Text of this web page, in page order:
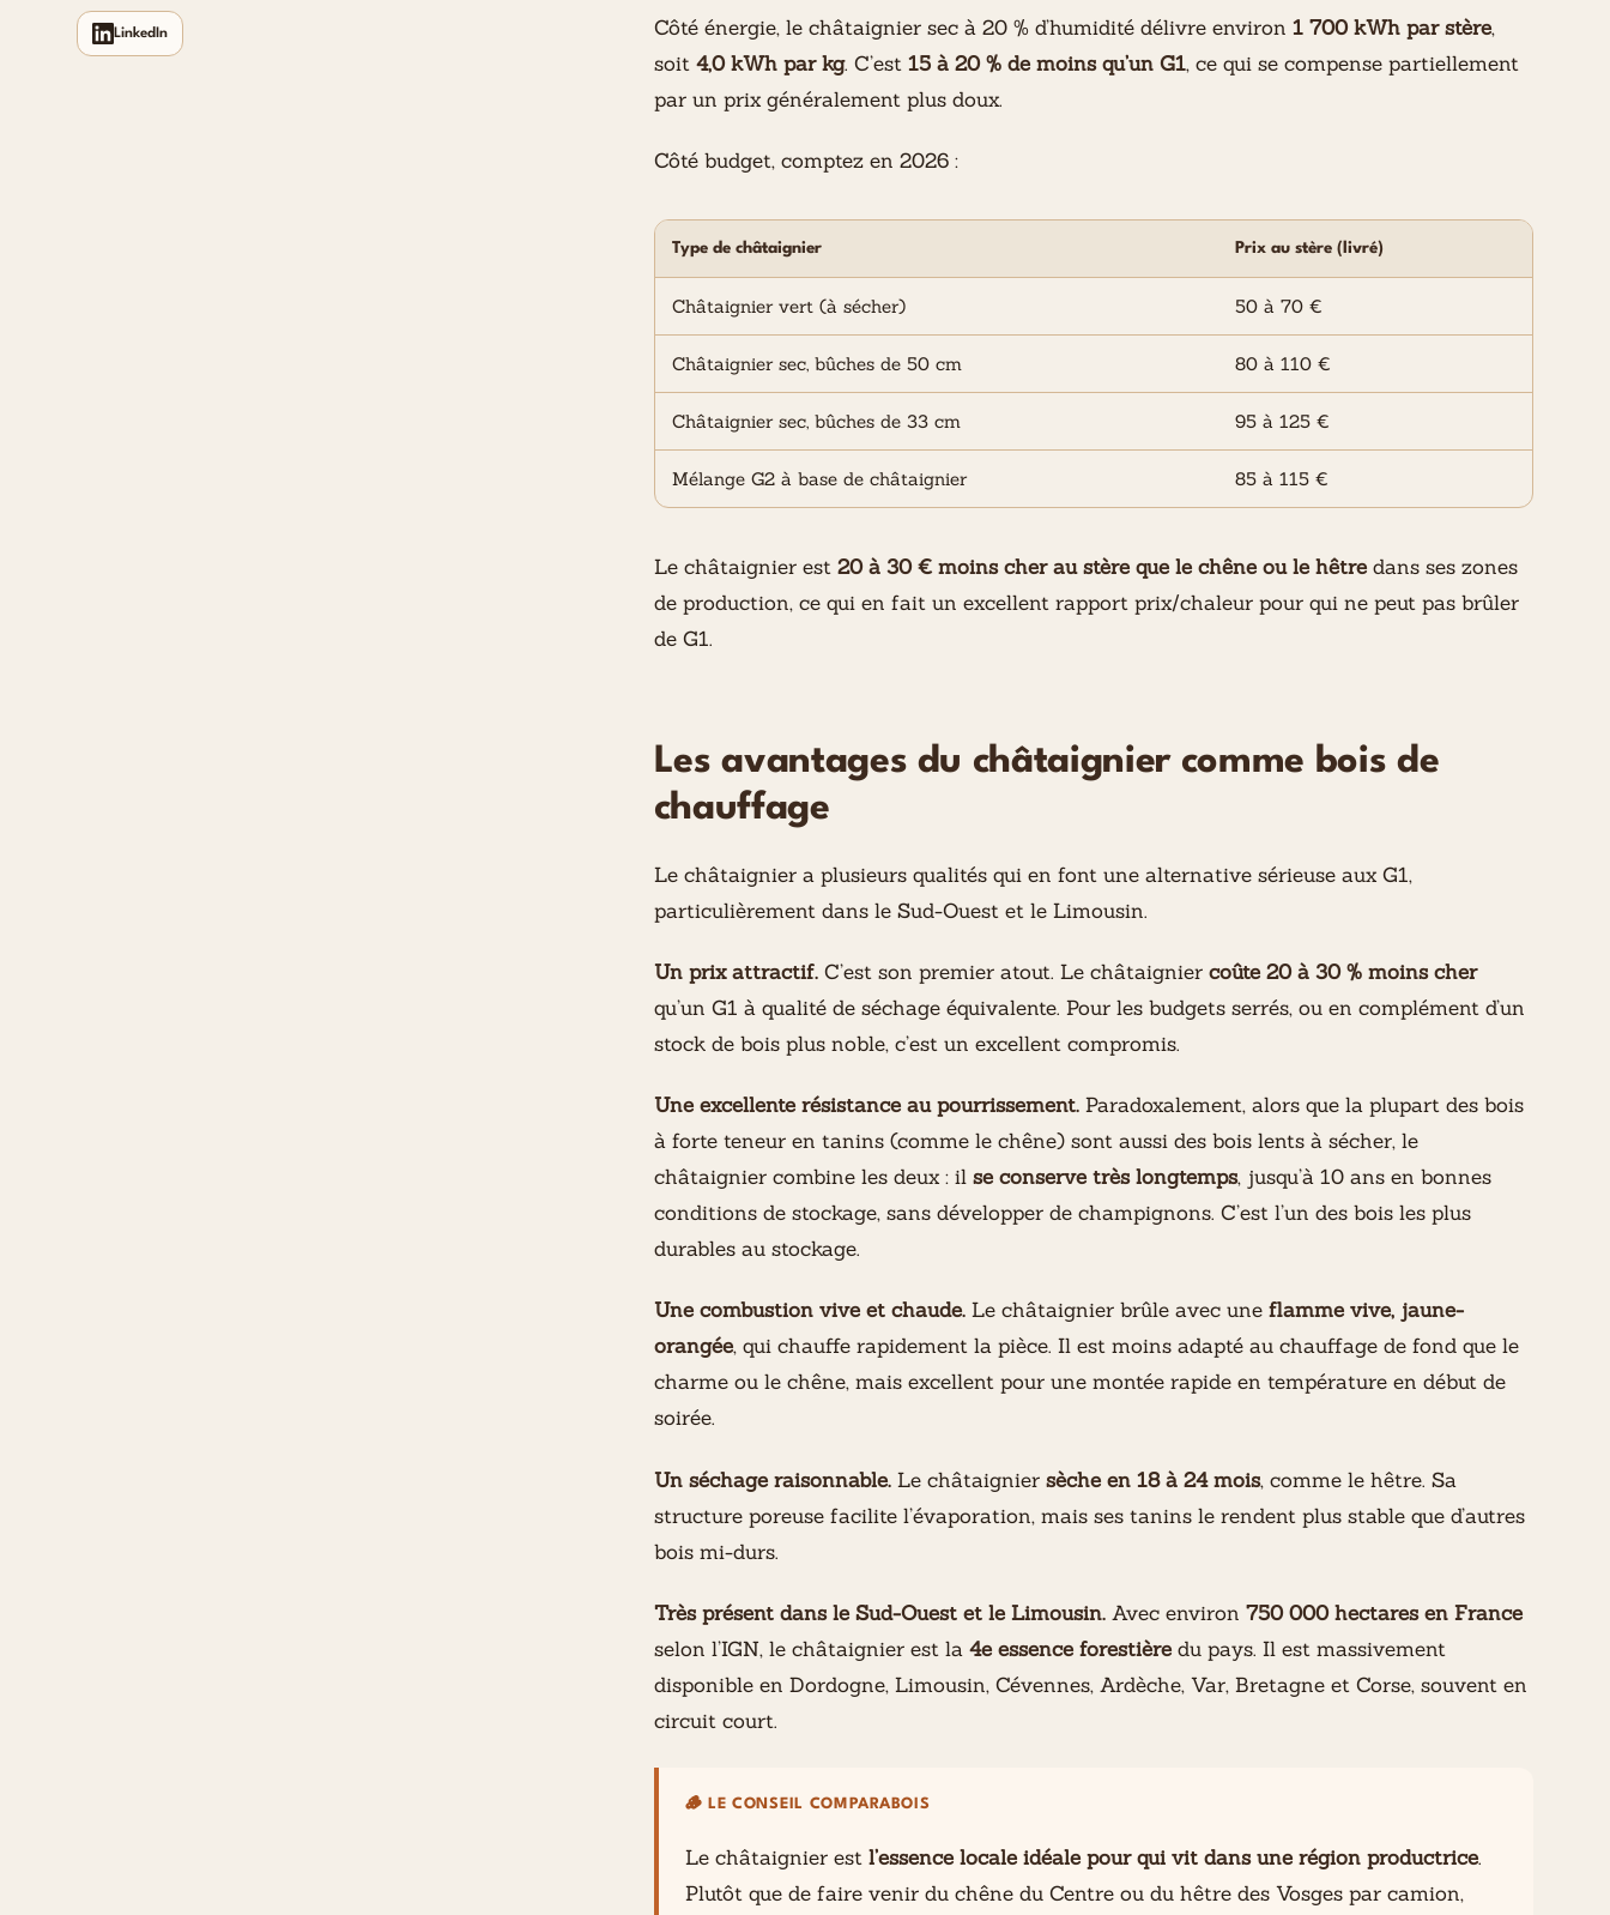
LinkedIn Côté énergie, le châtaignier sec à 20 % d’humidité délivre environ 1 700 kWh par stère,
soit 4,0 kWh par kg. C’est 15 à 20 % de moins qu’un G1, ce qui se compense partiellement
par un prix généralement plus doux.
Côté budget, comptez en 2026 :
Type de châtaignier Prix au stère (livré)
Châtaignier vert (à sécher) 50 à 70 €
Châtaignier sec, bûches de 50 cm 80 à 110 €
Châtaignier sec, bûches de 33 cm 95 à 125 €
Mélange G2 à base de châtaignier 85 à 115 €
Le châtaignier est 20 à 30 € moins cher au stère que le chêne ou le hêtredans ses zones
de production, ce qui en fait un excellent rapport prix/chaleur pour qui ne peut pas brûler
de G1.
Les avantages du châtaignier comme bois de
chauffage
Le châtaignier a plusieurs qualités qui en font une alternative sérieuse aux G1,
particulièrement dans le Sud-Ouest et le Limousin.
Un prix attractif.C’est son premier atout. Le châtaignier coûte 20 à 30 % moins cher
qu’un G1 à qualité de séchage équivalente. Pour les budgets serrés, ou en complément d’un
stock de bois plus noble, c’est un excellent compromis.
Une excellente résistance au pourrissement.Paradoxalement, alors que la plupart des bois
à forte teneur en tanins (comme le chêne) sont aussi des bois lents à sécher, le
châtaignier combine les deux : il se conserve très longtemps, jusqu’à 10 ans en bonnes
conditions de stockage, sans développer de champignons. C’est l’un des bois les plus
durables au stockage.
Une combustion vive et chaude.Le châtaignier brûle avec une flamme vive, jaune-
orangée, qui chauffe rapidement la pièce. Il est moins adapté au chauffage de fond que le
charme ou le chêne, mais excellent pour une montée rapide en température en début de
soirée.
Un séchage raisonnable.Le châtaignier sèche en 18 à 24 mois, comme le hêtre. Sa
structure poreuse facilite l’évaporation, mais ses tanins le rendent plus stable que d’autres
bois mi-durs.
Très présent dans le Sud-Ouest et le Limousin.Avec environ 750 000 hectares en France
selon l’IGN, le châtaignier est la 4e essence forestièredu pays. Il est massivement
disponible en Dordogne, Limousin, Cévennes, Ardèche, Var, Bretagne et Corse, souvent en
circuit court.
🪵 LE CONSEIL COMPARABOIS
Le châtaignier est l’essence locale idéale pour qui vit dans une région productrice.
Plutôt que de faire venir du chêne du Centre ou du hêtre des Vosges par camion,